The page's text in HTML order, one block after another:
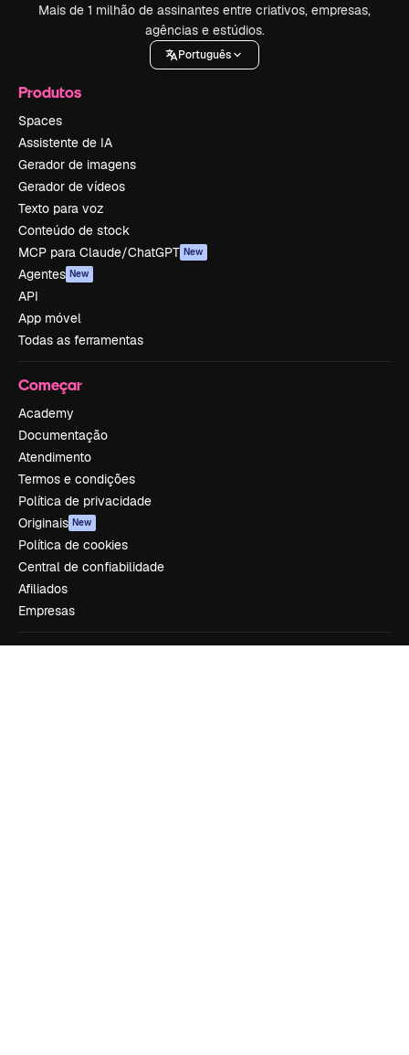
Mais de 1 milhão de assinantes entre criativos, empresas,
agências e estúdios.
Português
Produtos
Spaces
Assistente de IA
Gerador de imagens
Gerador de vídeos
Texto para voz
Conteúdo de stock
MCP para Claude/ChatGPT New
Agentes New
API
App móvel
Todas as ferramentas
Começar
Academy
Documentação
Atendimento
Termos e condições
Política de privacidade
Originais New
Política de cookies
Central de confiabilidade
Afiliados
Empresas